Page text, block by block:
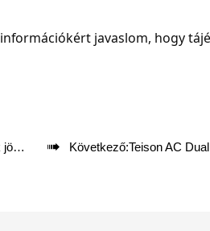
 Következő:Teison AC Dual